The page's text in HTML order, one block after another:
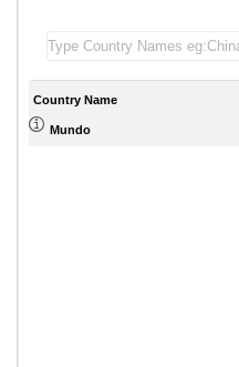
Country Name
Mundo